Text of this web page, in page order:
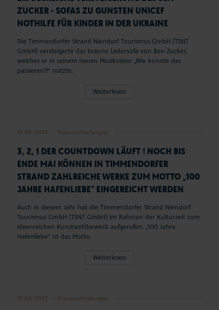
ZUCKER - SOFAS ZU GUNSTEN UNICEF
NOTHILFE FÜR KINDER IN DER UKRAINE
Die Timmendorfer Strand Niendorf Tourismus GmbH (TSNT
GmbH) versteigerte das braune Ledersofa von Ben Zucker,
welches er in seinem neuen Musikvideo „Wie konnte das
passieren?!“ nutzte.
Weiterlesen
3, 2, 1 DER COUNTDOWN LÄUFT ! NOCH BIS
ENDE MAI KÖNNEN IN TIMMENDORFER
STRAND ZAHLREICHE WERKE ZUM MOTTO „100
JAHRE HAFENLIEBE“ EINGEREICHT WERDEN
Auch in diesem Jahr hat die Timmendorfer Strand Niendorf
Tourismus GmbH (TSNT GmbH) im Rahmen der Kulturzeit zum
ideenreichen Kunstwettbewerb aufgerufen. „100 Jahre
Hafenliebe“ ist das Motto.
Weiterlesen